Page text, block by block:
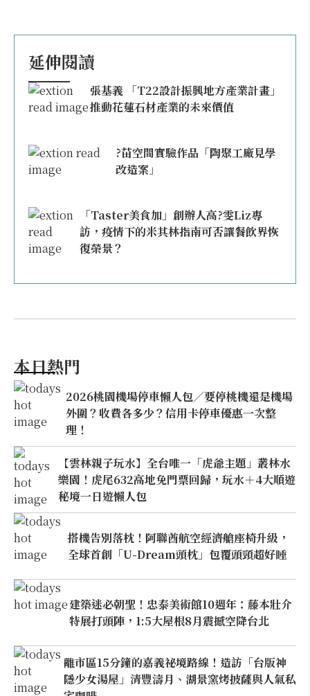
延伸閱讀
張基義 「T22設計振興地方產業計畫」
推動花蓮石材產業的未來價值
?苗空間實驗作品「陶聚工廠見學
改造案」
「Taster美食加」創辦人高?雯Liz專
訪，疫情下的米其林指南可否讓餐飲界恢
復榮景？
本日熱門
2026桃園機場停車懶人包／要停桃機還是機場
外圍？收費各多少？信用卡停車優惠一次整
理！
【雲林親子玩水】全台唯一「虎爺主題」叢林水
樂園！虎尾632高地免門票回歸，玩水＋4大順遊
秘境一日遊懶人包
搭機告別落枕！阿聯酋航空經濟艙座椅升級，
全球首創「U-Dream頭枕」包覆頭頸超好睡
建築迷必朝聖！忠泰美術館10週年：藤本壯介
特展打頭陣，1:5大屋根8月震撼空降台北
離市區15分鐘的嘉義祕境路線！造訪「台版神
隱少女湯屋」清豐濤月、湖景窯烤披薩與人氣私